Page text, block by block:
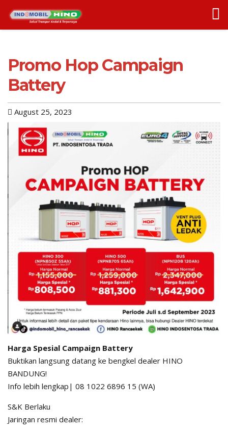
Promo Hop Campaign
Battery
August 25, 2023
Harga Spesial Campaign Battery
Buktikan langsung datang ke bengkel dealer HINO
BANDUNG!
Info lebih lengkap| 08 1022 6896 15 (WA)
S&K Berlaku
Jaringan resmi dealer: